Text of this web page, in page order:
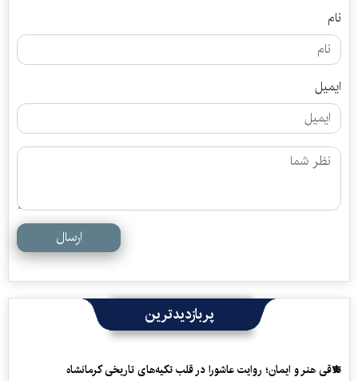
نام
ایمیل
ارسال
پربازدیدترین
تلاقی هنر و ایمان؛ روایت عاشورا در قلب تکیه‌های تاریخی کرمانشاه